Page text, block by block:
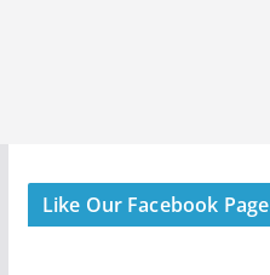
Like Our Facebook Page